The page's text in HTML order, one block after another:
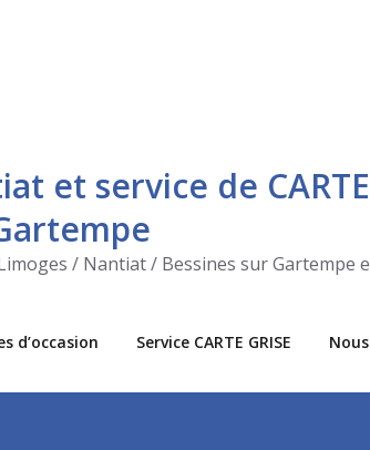
et service de
/ Nantiat / Bessines sur Gartempe
d’occasion Service CARTE GRISE